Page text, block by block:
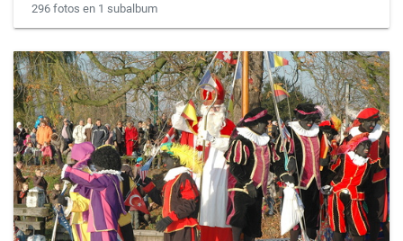
296 fotos en 1 subalbum